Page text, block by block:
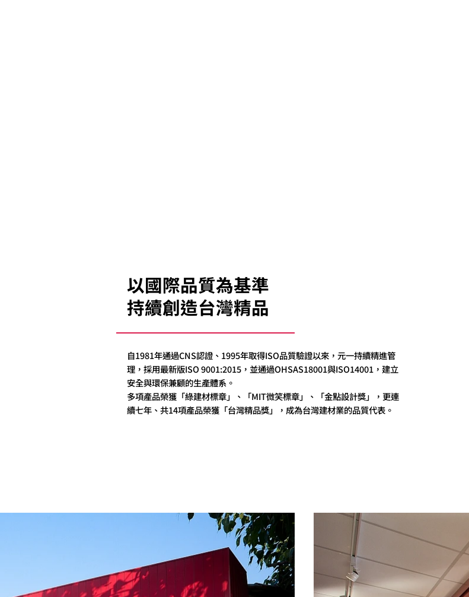
以國際品質為基準
持續創造台灣精品
自1981年通過CNS認證、1995年取得ISO品質驗證以來，元一持續精進管
理，採用最新版ISO 9001:2015，並通過OHSAS18001與ISO14001，建立
安全與環保兼顧的生產體系。
多項產品榮獲「綠建材標章」、「MIT微笑標章」、「金點設計獎」，更連
續七年、共14項產品榮獲「台灣精品獎」，成為台灣建材業的品質代表。